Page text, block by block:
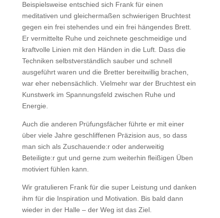
Beispielsweise entschied sich Frank für einen
meditativen und gleichermaßen schwierigen Bruchtest
gegen ein frei stehendes und ein frei hängendes Brett.
Er vermittelte Ruhe und zeichnete geschmeidige und
kraftvolle Linien mit den Händen in die Luft. Dass die
Techniken selbstverständlich sauber und schnell
ausgeführt waren und die Bretter bereitwillig brachen,
war eher nebensächlich. Vielmehr war der Bruchtest ein
Kunstwerk im Spannungsfeld zwischen Ruhe und
Energie.
Auch die anderen Prüfungsfächer führte er mit einer
über viele Jahre geschliffenen Präzision aus, so dass
man sich als Zuschauende:r oder anderweitig
Beteiligte:r gut und gerne zum weiterhin fleißigen Üben
motiviert fühlen kann.
Wir gratulieren Frank für die super Leistung und danken
ihm für die Inspiration und Motivation. Bis bald dann
wieder in der Halle – der Weg ist das Ziel.